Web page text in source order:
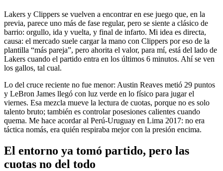
Lakers y Clippers se vuelven a encontrar en ese juego que, en la
previa, parece uno más de fase regular, pero se siente a clásico de
barrio: orgullo, ida y vuelta, y final de infarto. Mi idea es directa,
causa: el mercado suele cargar la mano con Clippers por eso de la
plantilla “más pareja”, pero ahorita el valor, para mí, está del lado de
Lakers cuando el partido entra en los últimos 6 minutos. Ahí se ven
los gallos, tal cual.
Lo del cruce reciente no fue menor: Austin Reaves metió 29 puntos
y LeBron James llegó con luz verde en lo físico para jugar el
viernes. Esa mezcla mueve la lectura de cuotas, porque no es solo
talento bruto; también es controlar posesiones calientes cuando
quema. Me hace acordar al Perú-Uruguay en Lima 2017: no era
táctica nomás, era quién respiraba mejor con la presión encima.
El entorno ya tomó partido, pero las
cuotas no del todo